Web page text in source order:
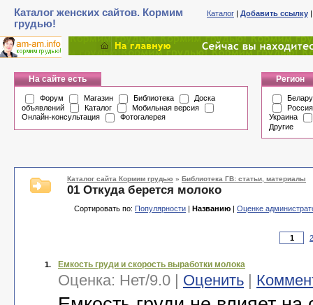
Каталог женских сайтов. Кормим
грудью!
Каталог | Добавить ссылку
На сайте есть
Форум Магазин Библиотека
Доска
объявлений
Каталог
Мобильная версия
Онлайн-консультация
Фотогалерея
Регион
Россия
Украина
Другие
Каталог сайта Кормим грудью » Библиотека ГВ: статьи, материалы
01 Откуда берется молоко
Сортировать по: Популярности | Названию | Оценке
2
1. Емкость груди и скорость выработки молока
Оценка: Нет/9.0 | Оценить |